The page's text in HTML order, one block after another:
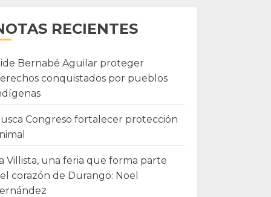
RECIENTES
Bernabé Aguilar proteger
conquistados por pueblos
Congreso fortalecer protección
Villista, una feria que forma parte
corazón de Durango: Noel